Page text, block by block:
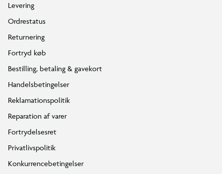
Levering
Ordrestatus
Returnering
Fortryd køb
Bestilling, betaling & gavekort
Handelsbetingelser
Reklamationspolitik
Reparation af varer
Fortrydelsesret
Privatlivspolitik
Konkurrencebetingelser